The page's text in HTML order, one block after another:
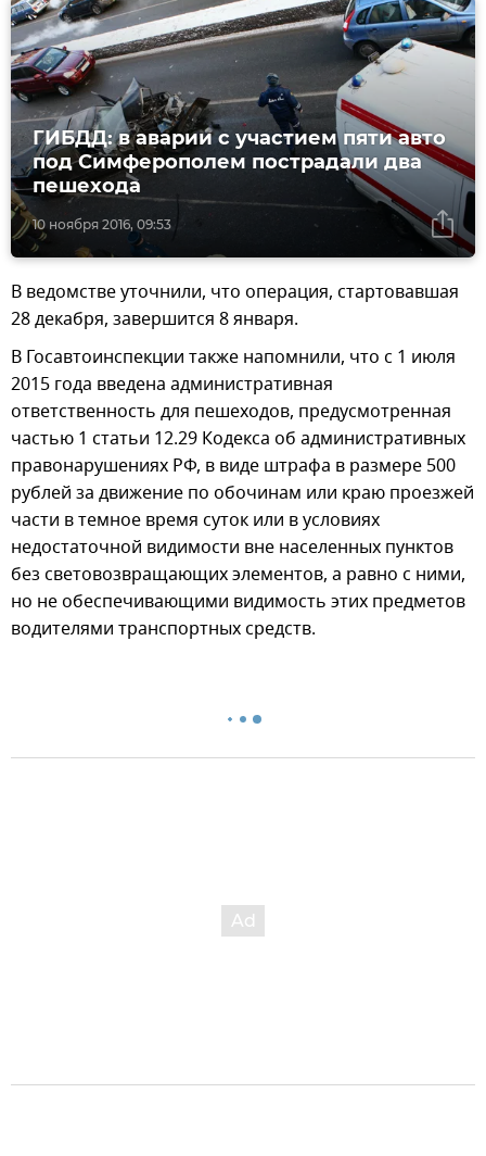
10 ноября 2016, 09:53
ГИБДД: в аварии с участием пяти авто
под Симферополем пострадали два
пешехода
В ведомстве уточнили, что операция, стартовавшая
28 декабря, завершится 8 января.
В Госавтоинспекции также напомнили, что с 1 июля
2015 года введена административная
ответственность для пешеходов, предусмотренная
частью 1 статьи 12.29 Кодекса об административных
правонарушениях РФ, в виде штрафа в размере 500
рублей за движение по обочинам или краю проезжей
части в темное время суток или в условиях
недостаточной видимости вне населенных пунктов
без световозвращающих элементов, а равно с ними,
но не обеспечивающими видимость этих предметов
водителями транспортных средств.